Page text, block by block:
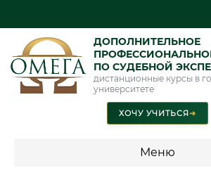
ДОПОЛНИТЕЛЬНОЕ
ПО СУДЕБНОЙ
дистанционные курсы в
университете
ХОЧУ УЧИТЬСЯ➜
Меню